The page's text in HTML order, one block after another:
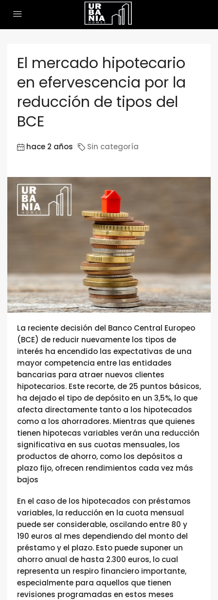
El mercado hipotecario
en efervescencia por la
reducción de tipos del
BCE
hace 2 años Sin categoría
La reciente decisión del Banco Central Europeo
(BCE) de reducir nuevamente los tipos de
interés ha encendido las expectativas de una
mayor competencia entre las entidades
bancarias para atraer nuevos clientes
hipotecarios. Este recorte, de 25 puntos básicos,
ha dejado el tipo de depósito en un 3,5%, lo que
afecta directamente tanto a los hipotecados
como a los ahorradores. Mientras que quienes
tienen hipotecas variables verán una reducción
significativa en sus cuotas mensuales, los
productos de ahorro, como los depósitos a
plazo fijo, ofrecen rendimientos cada vez más
bajos​
En el caso de los hipotecados con préstamos
variables, la reducción en la cuota mensual
puede ser considerable, oscilando entre 80 y
190 euros al mes dependiendo del monto del
préstamo y el plazo. Esto puede suponer un
ahorro anual de hasta 2.300 euros, lo cual
representa un respiro financiero importante,
especialmente para aquellos que tienen
revisiones programadas en estos meses​